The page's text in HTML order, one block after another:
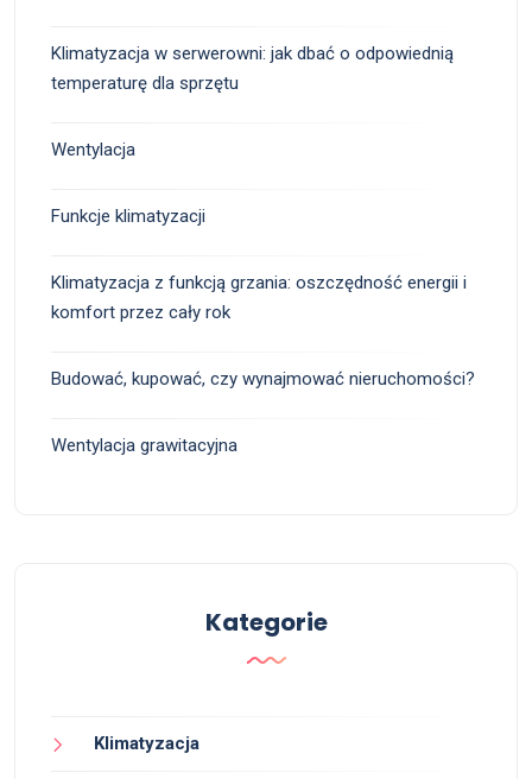
Klimatyzacja w serwerowni: jak dbać o odpowiednią
temperaturę dla sprzętu
Wentylacja
Funkcje klimatyzacji
Klimatyzacja z funkcją grzania: oszczędność energii i
komfort przez cały rok
Budować, kupować, czy wynajmować nieruchomości?
Wentylacja grawitacyjna
Kategorie
Klimatyzacja